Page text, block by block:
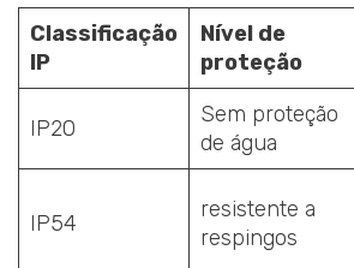
Classificação
IP
Nível de
proteção
IP20
Sem proteção
de água
IP54
resistente a
respingos